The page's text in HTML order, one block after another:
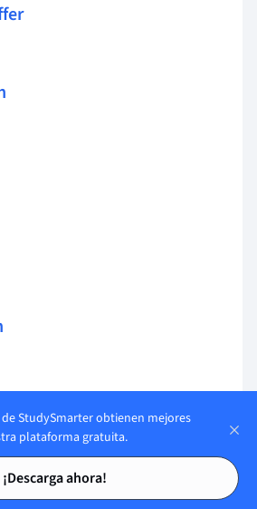
Tarjetas de estudio
Tarjetas de estudio
StudySmarter obtienen mejores
plataforma gratuita.
¡Descarga ahora!